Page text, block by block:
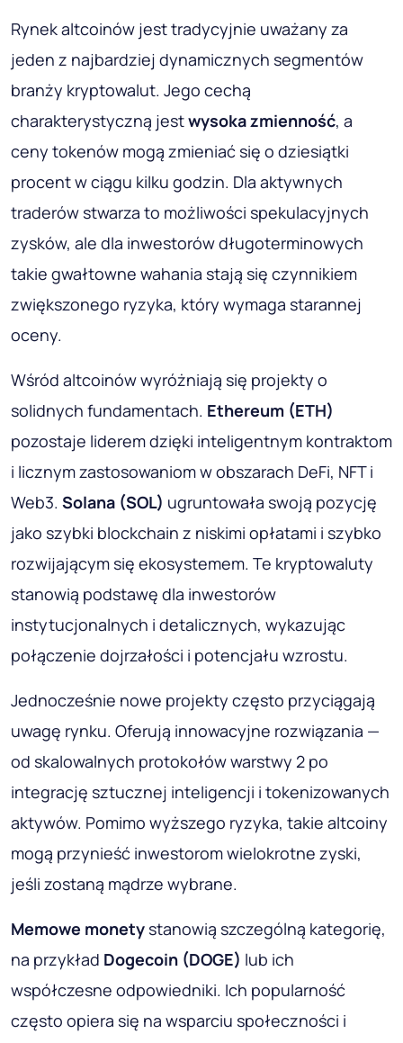
Rynek altcoinów jest tradycyjnie uważany za
jeden z najbardziej dynamicznych segmentów
branży kryptowalut. Jego cechą
charakterystyczną jestwysoka zmienność, a
ceny tokenów mogą zmieniać się o dziesiątki
procent w ciągu kilku godzin. Dla aktywnych
traderów stwarza to możliwości spekulacyjnych
zysków, ale dla inwestorów długoterminowych
takie gwałtowne wahania stają się czynnikiem
zwiększonego ryzyka, który wymaga starannej
oceny.
Wśród altcoinów wyróżniają się projekty o
solidnych fundamentach. Ethereum (ETH)
pozostaje liderem dzięki inteligentnym kontraktom
i licznym zastosowaniom w obszarach DeFi, NFT i
Web3. Solana (SOL) ugruntowała swoją pozycję
jako szybki blockchain z niskimi opłatami i szybko
rozwijającym się ekosystemem. Te kryptowaluty
stanowią podstawę dla inwestorów
instytucjonalnych i detalicznych, wykazując
połączenie dojrzałości i potencjału wzrostu.
Jednocześnie nowe projekty często przyciągają
uwagę rynku. Oferują innowacyjne rozwiązania —
od skalowalnych protokołów warstwy 2 po
integrację sztucznej inteligencji i tokenizowanych
aktywów. Pomimo wyższego ryzyka, takie altcoiny
mogą przynieść inwestorom wielokrotne zyski,
jeśli zostaną mądrze wybrane.
Memowe monetystanowią szczególną kategorię,
na przykład Dogecoin (DOGE) lub ich
współczesne odpowiedniki. Ich popularność
często opiera się na wsparciu społeczności i